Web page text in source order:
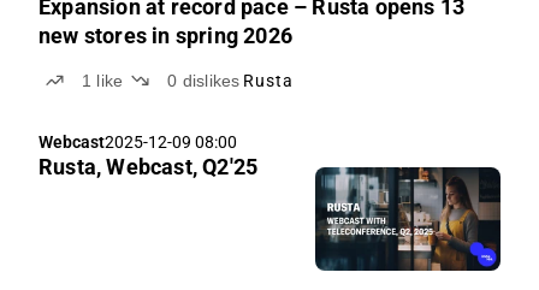
Expansion at record pace – Rusta opens 13
new stores in spring 2026
1 like 0 dislikes Rusta
Webcast2025-12-09 08:00
Rusta, Webcast, Q2'25